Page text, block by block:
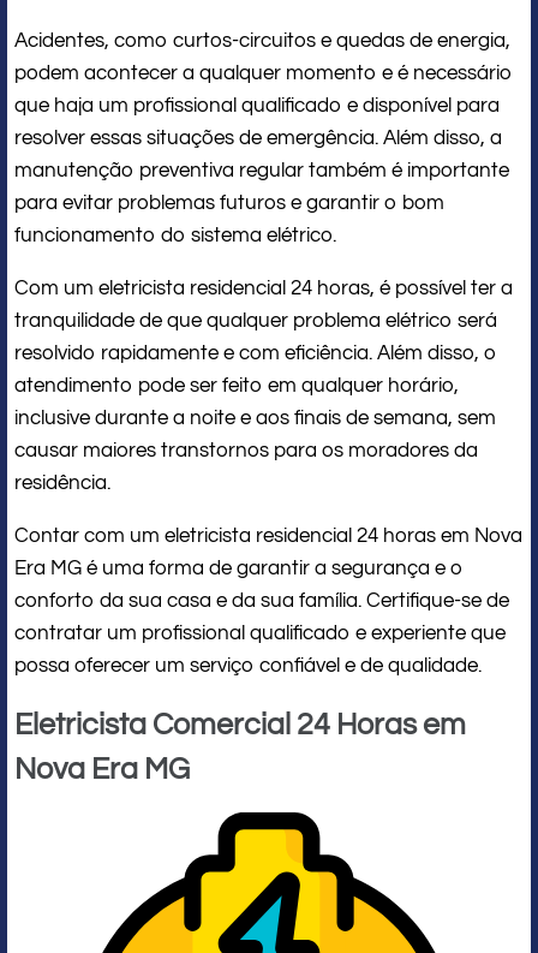
Acidentes, como curtos-circuitos e quedas de energia,
podem acontecer a qualquer momento e é necessário
que haja um profissional qualificado e disponível para
resolver essas situações de emergência. Além disso, a
manutenção preventiva regular também é importante
para evitar problemas futuros e garantir o bom
funcionamento do sistema elétrico.
Com um eletricista residencial 24 horas, é possível ter a
tranquilidade de que qualquer problema elétrico será
resolvido rapidamente e com eficiência. Além disso, o
atendimento pode ser feito em qualquer horário,
inclusive durante a noite e aos finais de semana, sem
causar maiores transtornos para os moradores da
residência.
Contar com um eletricista residencial 24 horas em Nova
Era MG é uma forma de garantir a segurança e o
conforto da sua casa e da sua família. Certifique-se de
contratar um profissional qualificado e experiente que
possa oferecer um serviço confiável e de qualidade.
Eletricista Comercial 24 Horas em
Nova Era MG